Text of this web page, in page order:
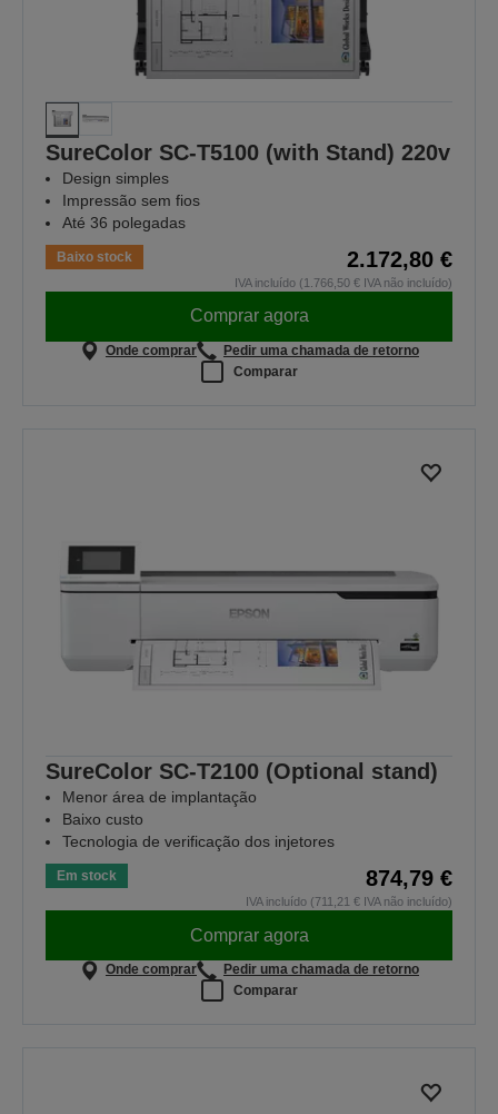
SureColor SC-T5100 (with Stand) 220v
Design simples
Impressão sem fios
Até 36 polegadas
Baixo stock 2.172,80 €
IVA incluído (1.766,50 € IVA não incluído)
Comprar agora
Onde comprar
Pedir uma chamada de retorno
Comparar
SureColor SC-T2100 (Optional stand)
Menor área de implantação
Baixo custo
Tecnologia de verificação dos injetores
Em stock 874,79 €
IVA incluído (711,21 € IVA não incluído)
Comprar agora
Onde comprar
Pedir uma chamada de retorno
Comparar